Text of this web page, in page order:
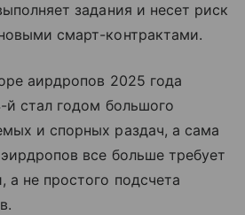
задания и несет риск
смарт-контрактами.
аирдропов 2025 года
й стал годом большого
и спорных раздач, а сама
все больше требует
а не простого подсчета